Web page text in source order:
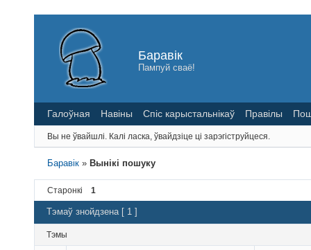
Баравік
Пампуй сваё!
Галоўная Навіны Спіс карыстальнікаў Правілы
Вы не ўвайшлі. Калі ласка, ўвайдзіце ці зарэгіструйцеся.
Баравік » Вынікі пошуку
Старонкі 1
Тэмаў знойдзена [ 1 ]
Тэмы